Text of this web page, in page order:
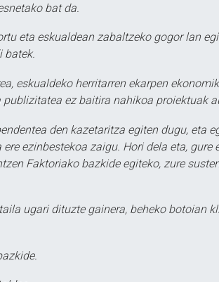
bat da.
eta eskualdean zabaltzeko gogor lan
batek.
eskualdeko herritarren ekarpen
ez baitira nahikoa proiektuak
den kazetaritza egiten dugu, eta
ere ezinbestekoa zaigu. Hori dela eta,
Faktoriako bazkide egiteko, zure
ugari dituzte gainera, beheko botoian